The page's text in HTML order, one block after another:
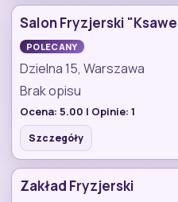
Salon Fryzjerski
POLECANY
Dzielna 15, Warszawa
Brak opisu
Ocena: 5.00 | Opinie: 1
Szczegóły
Zakład Fryzjerski